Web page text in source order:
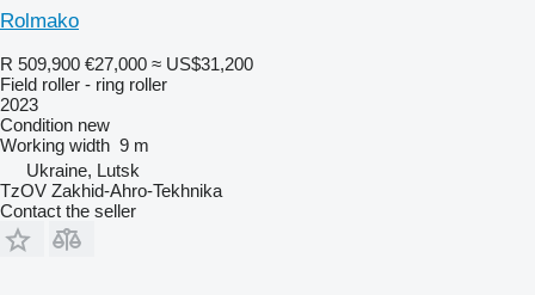
Rolmako
R 509,900 €27,000 ≈ US$31,200
Field roller - ring roller
2023
Condition new
Working width 9 m
Ukraine, Lutsk
TzOV Zakhid-Ahro-Tekhnika
Contact the seller